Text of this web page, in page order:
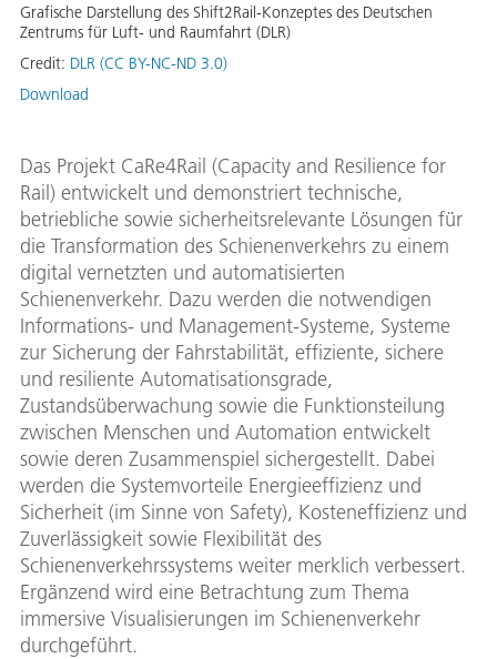
Grafische Darstellung des Shift2Rail-Konzeptes des Deutschen
Zentrums für Luft- und Raumfahrt (DLR)
Credit: DLR (CC BY-NC-ND 3.0)
Download
Das Projekt CaRe4Rail (Capacity and Resilience for
Rail) entwickelt und demonstriert technische,
betriebliche sowie sicherheitsrelevante Lösungen für
die Transformation des Schienenverkehrs zu einem
digital vernetzten und automatisierten
Schienenverkehr. Dazu werden die notwendigen
Informations- und Management-Systeme, Systeme
zur Sicherung der Fahrstabilität, effiziente, sichere
und resiliente Automatisationsgrade,
Zustandsüberwachung sowie die Funktionsteilung
zwischen Menschen und Automation entwickelt
sowie deren Zusammenspiel sichergestellt. Dabei
werden die Systemvorteile Energieeffizienz und
Sicherheit (im Sinne von Safety), Kosteneffizienz und
Zuverlässigkeit sowie Flexibilität des
Schienenverkehrssystems weiter merklich verbessert.
Ergänzend wird eine Betrachtung zum Thema
immersive Visualisierungen im Schienenverkehr
durchgeführt.